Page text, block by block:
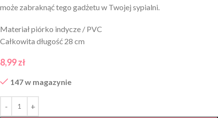
może zabraknąć tego gadżetu w Twojej sypialni.
Materiał piórko indycze / PVC
Całkowita długość 28 cm
8,99zł
147 w magazynie